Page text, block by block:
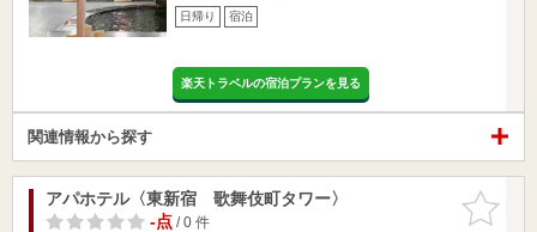
日帰り 宿泊
楽天トラベルの宿泊プランを見る
関連情報から探す
お気に入
りに追加
アパホテル〈東新宿 歌舞伎町タワー〉
-点/ 0 件